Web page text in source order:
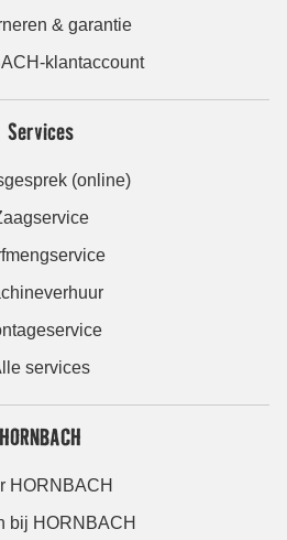
& garantie
klantaccount
Services
(online)
services
HORNBACH
HORNBACH
bij HORNBACH